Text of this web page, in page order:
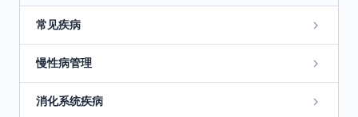
常见疾病
慢性病管理
消化系统疾病